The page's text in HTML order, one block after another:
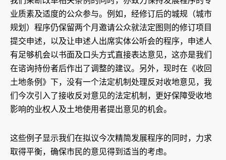
业质素及适度的公众参与。例如，经修订后的城规（城市
规划）程序仍保留两个月邀请公众就法定图则的修订项目
提交申述，以及让申述人出席实体公听会的程序，申述人
有足够机会以书面及口头方式直接表达意见，这亦是我们
在谘询持份者后作出了调整的建议。另外，现时在《收回
土地条例》下，没有一个法定机制处理反对收地意见，我
们今次引入了接收反对意见的法定机制，更好保障受收地
影响的业权人及土地使用者提出意见的机会。
这些例子显示我们在拟议今次精简发展程序的同时，力求
取得平衡，确保市民的意见得到适当的考虑。